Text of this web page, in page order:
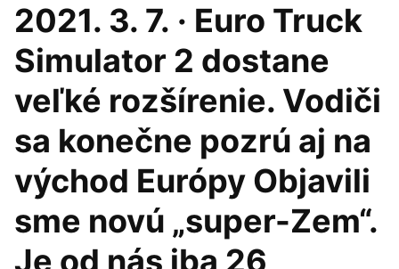
2021. 3. 7. · Euro Truck
Simulator 2 dostane
veľké rozšírenie. Vodiči
sa konečne pozrú aj na
východ Európy Objavili
sme novú „super-Zem“.
Je od nás iba 26